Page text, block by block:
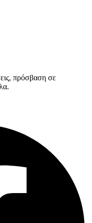
πρόσβαση σε